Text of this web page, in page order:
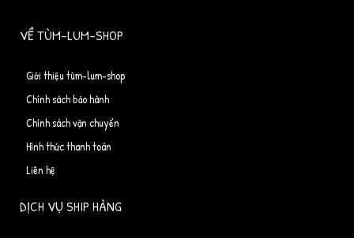
VỀ TÙM-LUM-SHOP
Giới thiệu tùm-lum-shop
Chính sách bảo hành
Chính sách vận chuyển
Hình thức thanh toán
Liên hệ
DỊCH VỤ SHIP HÀNG